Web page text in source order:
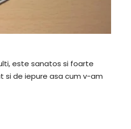
este sanatos si foarte
si de iepure asa cum v-am